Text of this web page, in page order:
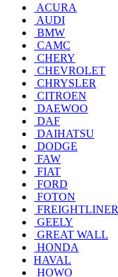
ACURA
AUDI
BMW
CAMC
CHERY
CHEVROLET
CHRYSLER
CITROEN
DAEWOO
DAF
DAIHATSU
DODGE
FAW
FIAT
FORD
FOTON
FREIGHTLINER
GEELY
GREAT WALL
HONDA
HAVAL
HOWO